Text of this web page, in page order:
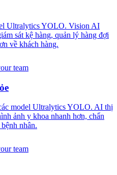
Ultralytics YOLO. Vision AI
sát kệ hàng, quản lý hàng đợi
về khách hàng.
model Ultralytics YOLO. AI thị
ảnh y khoa nhanh hơn, chẩn
nhân.